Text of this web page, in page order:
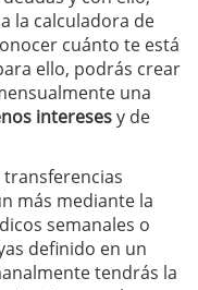
la calculadora de
cuánto te está
ello, podrás crear
una
interesesy de
más mediante la
semanales o
definido en un
tendrás la